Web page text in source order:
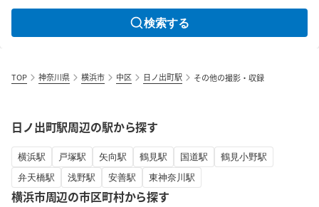
検索する
TOP 神奈川県 横浜市 中区 日ノ出町駅 その他の撮影・収録
日ノ出町駅周辺の駅から探す
横浜駅 戸塚駅 矢向駅 鶴見駅 国道駅
鶴見小野駅
弁天橋駅
浅野駅 安善駅 東神奈川駅
横浜市周辺の市区町村から探す